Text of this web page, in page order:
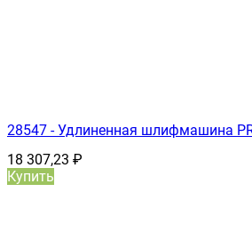
28547 - Удлиненная шлифмашина
18 307,23 ₽
Купить